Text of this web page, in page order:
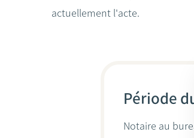
actuellement l'acte.
Période
Notaire au